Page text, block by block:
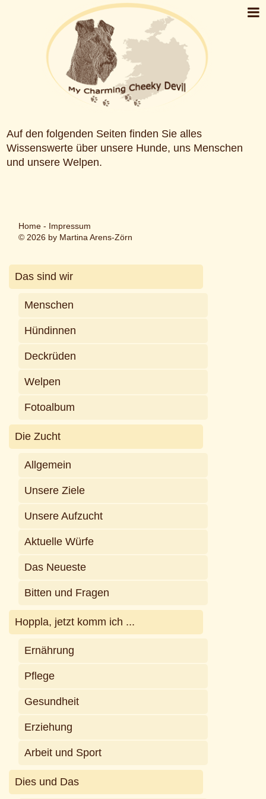
Auf den folgenden Seiten finden Sie alles
Wissenswerte über unsere Hunde, uns Menschen
und unsere Welpen.
Home- Impressum
© 2026 by Martina Arens-Zörn
Das sind wir
Menschen
Hündinnen
Deckrüden
Welpen
Fotoalbum
Die Zucht
Allgemein
Unsere Ziele
Unsere Aufzucht
Aktuelle Würfe
Das Neueste
Bitten und Fragen
Hoppla, jetzt komm ich ...
Ernährung
Pflege
Gesundheit
Erziehung
Arbeit und Sport
Dies und Das